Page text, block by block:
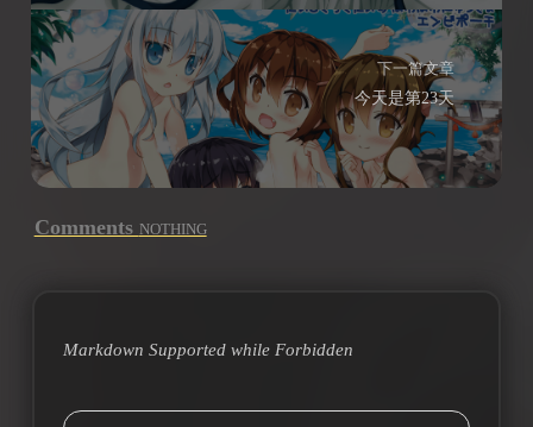
下一篇文章
今天是第23天
Comments NOTHING
Markdown Supported while Forbidden